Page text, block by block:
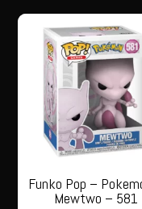
Funko Pop –
Mewtwo – 581